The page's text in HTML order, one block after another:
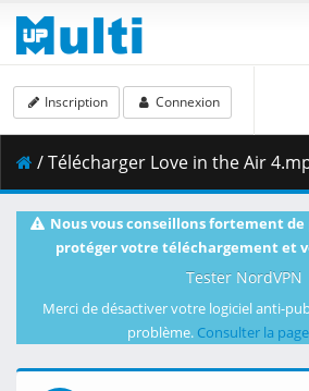
Inscription Connexion
/ Télécharger Love in the Air 4.mp4 (
Nous vous conseillons fortement
protéger votre téléchargement et
Tester NordVPN
Merci de désactiver votre logiciel anti-
problème. Consulter la